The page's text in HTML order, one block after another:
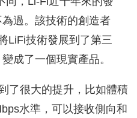
過。該技術的創造者
LiFi技術發展到了第三
成了一個現實產品。
了很大的提升，比如體積
水準，可以接收側向和